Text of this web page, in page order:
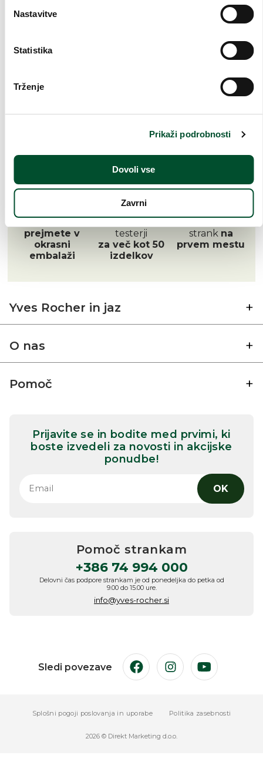
Nastavitve
Statistika
Trženje
Prikaži podrobnosti
Dovoli vse
Zavrni
Dostava v
Varno
kartično
Možnost
plačila
ob prevzemu
prejmete v
okrasni
embalaži
testerji
za več kot 50
izdelkov
strank na
prvem mestu
Yves Rocher in jaz
O nas
Pomoč
Prijavite se in bodite med prvimi, ki
boste izvedeli za novosti in akcijske
ponudbe!
OK
Pomoč strankam
+386 74 994 000
Delovni čas podpore strankam je od ponedeljka do petka od
9.00 do 15.00 ure.
info@yves-rocher.si
Sledi povezave FacebookInstagramYouTube
Splošni pogoji poslovanja in uporabe Politika zasebnosti
2026 © Direkt Marketing d.o.o.